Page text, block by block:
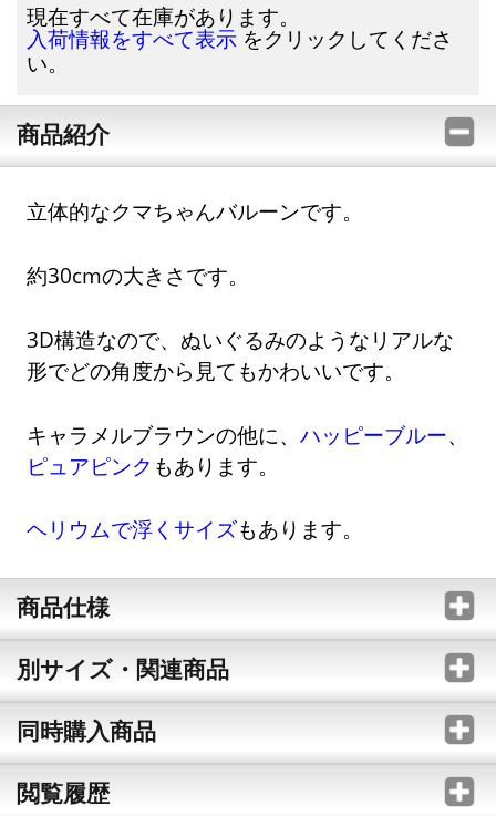
現在すべて在庫があります。
入荷情報をすべて表示 をクリックしてくださ
い。
商品紹介
立体的なクマちゃんバルーンです。
約30cmの大きさです。
3D構造なので、ぬいぐるみのようなリアルな
形でどの角度から見てもかわいいです。
キャラメルブラウンの他に、ハッピーブルー、
ピュアピンク もあります。
ヘリウムで浮くサイズもあります。
商品仕様
別サイズ・関連商品
同時購入商品
閲覧履歴